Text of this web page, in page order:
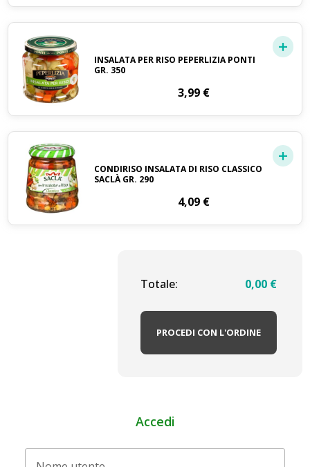
INSALATA PER RISO PEPERLIZIA PONTI
GR. 350
3,99 €
CONDIRISO INSALATA DI RISO CLASSICO
SACLÀ GR. 290
4,09 €
Totale: 0,00 €
PROCEDI CON L'ORDINE
Accedi